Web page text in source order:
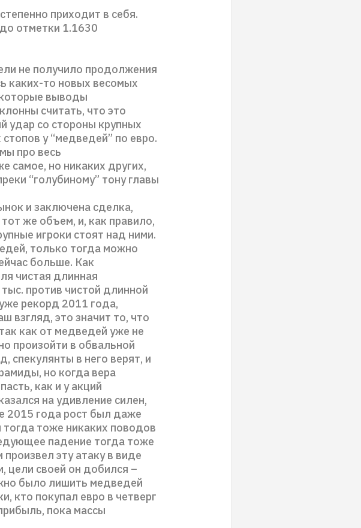
приходит в себя.
отметки 1.1630
не получило продолжения
каких-то новых весомых
выводы
считать, что это
удар со стороны крупных
у “медведей” по евро.
про весь
самое, но никаких других,
“голубиному” тону главы
и заключена сделка,
же объем, и, как правило,
игроки стоят над ними.
только тогда можно
больше. Как
чистая длинная
против чистой длинной
рекорд 2011 года,
взгляд, это значит то, что
как от медведей уже не
произойти в обвальной
спекулянты в него верят, и
но когда вера
как и у акций
на удивление силен,
2015 года рост был даже
тоже никаких поводов
падение тогда тоже
эту атаку в виде
цели своей он добился –
было лишить медведей
кто покупал евро в четверг
пока массы